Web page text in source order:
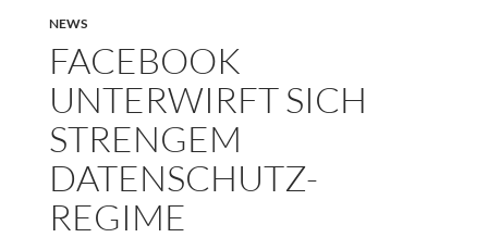
NEWS
FACEBOOK
UNTERWIRFT SICH
STRENGEM
DATENSCHUTZ-
REGIME